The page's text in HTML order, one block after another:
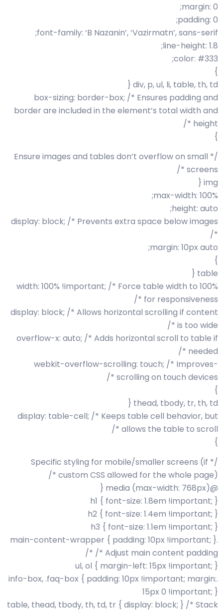
margin: 0;
padding: 0;
font-family: ‘B Nazanin’, ‘Vazirmatn’, sans-serif;
line-height: 1.8;
color: #333;
}
div, p, ul, li, table, th, td {
box-sizing: border-box; /* Ensures padding and
border are included in the element’s total width and
height */
}
/* Ensure images and tables don’t overflow on small
screens */
img {
max-width: 100%;
height: auto;
display: block; /* Prevents extra space below images
*/
margin: 10px auto;
}
table {
width: 100% !important; /* Force table width to 100%
for responsiveness */
display: block; /* Allows horizontal scrolling if content
is too wide */
overflow-x: auto; /* Adds horizontal scroll to table if
needed */
-webkit-overflow-scrolling: touch; /* Improves
scrolling on touch devices */
}
thead, tbody, tr, th, td {
display: table-cell; /* Keeps table cell behavior, but
allows the table to scroll */
}
/* Specific styling for mobile/smaller screens (if
custom CSS allowed for the whole page) */
@media (max-width: 768px) {
h1 { font-size: 1.8em !important; }
h2 { font-size: 1.4em !important; }
h3 { font-size: 1.1em !important; }
.main-content-wrapper { padding: 10px !important; }
/* Adjust main content padding */
ul, ol { margin-left: 15px !important; }
.info-box, .faq-box { padding: 10px !important; margin:
15px 0 !important; }
table, thead, tbody, th, td, tr { display: block; } /* Stack